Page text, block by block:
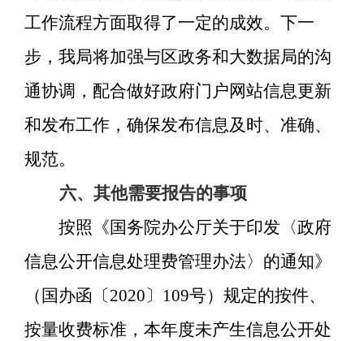
工作流程方面取得了一定的成效。下一
步，我局将加强与区政务和大数据局的沟
通协调，配合做好政府门户网站信息更新
和发布工作，确保发布信息及时、准确、
规范。
六、其他需要报告的事项
按照《国务院办公厅关于印发〈政府
信息公开信息处理费管理办法〉的通知》
（国办函〔2020〕109号）规定的按件、
按量收费标准，本年度未产生信息公开处